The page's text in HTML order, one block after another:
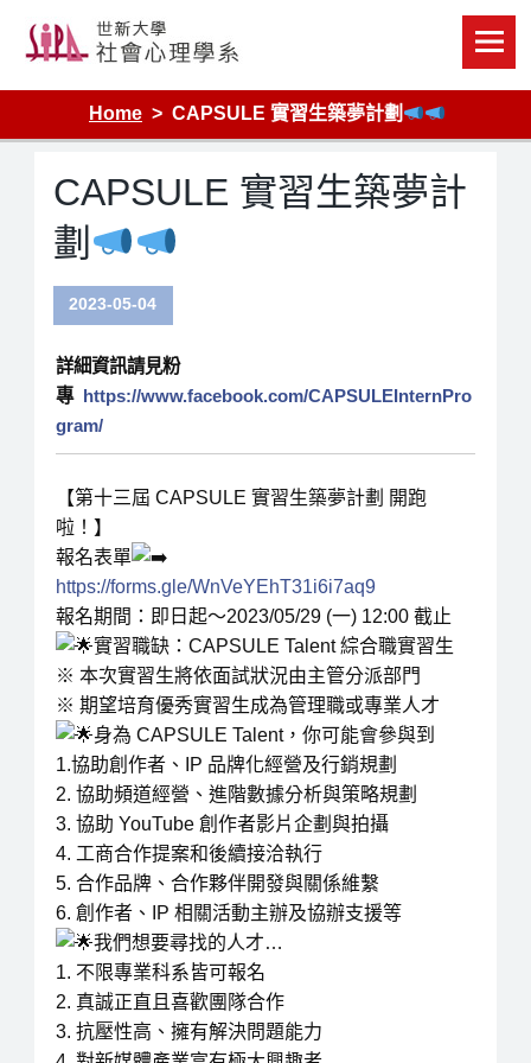
content
Home CAPSULE 實習生築夢計劃
CAPSULE 實習生築夢計
劃
2023-05-04
詳細資訊請見粉
專 https://www.facebook.com/CAPSULEInternPro
gram/
【第十三屆 CAPSULE 實習生築夢計劃 開跑
啦！】
報名表單
https://forms.gle/WnVeYEhT31i6i7aq9
報名期間：即日起～2023/05/29 (一) 12:00 截止
實習職缺：CAPSULE Talent 綜合職實習生
※ 本次實習生將依面試狀況由主管分派部門
※ 期望培育優秀實習生成為管理職或專業人才
身為 CAPSULE Talent，你可能會參與到
1.協助創作者、IP 品牌化經營及行銷規劃
2. 協助頻道經營、進階數據分析與策略規劃
3. 協助 YouTube 創作者影片企劃與拍攝
4. 工商合作提案和後續接洽執行
5. 合作品牌、合作夥伴開發與關係維繫
6. 創作者、IP 相關活動主辦及協辦支援等
我們想要尋找的人才…
1. 不限專業科系皆可報名
2. 真誠正直且喜歡團隊合作
3. 抗壓性高、擁有解決問題能力